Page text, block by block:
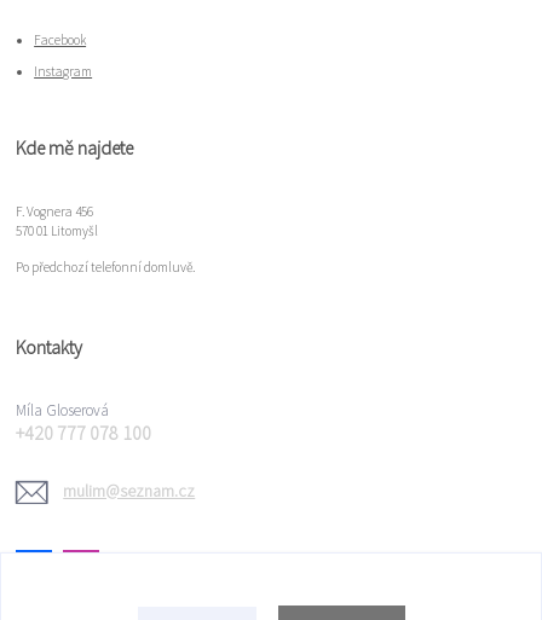
Facebook
Instagram
Kde mě najdete
F. Vognera 456
570 01 Litomyšl
Po předchozí telefonní domluvě.
Kontakty
Míla Gloserová
+420 777 078 100
mulim@seznam.cz